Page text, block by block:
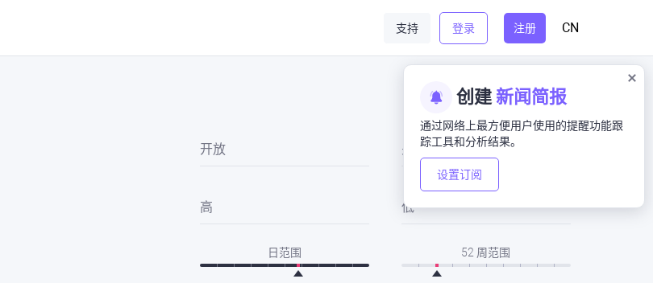
支持 登录 注册 CN
创建 新闻简报
通过网络上最方便用户使用的提醒功能跟
踪工具和分析结果。
设置订阅
开放 关闭
高 低
日范围 52 周范围